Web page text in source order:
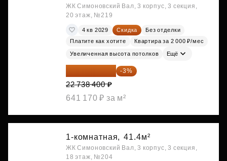
ЖК Симоновский Вал, 3 корпус, 3 секция,
20 этаж, №219
4 кв 2029 Скидка
Без отделки
Платите как хотите
Квартира за 2 000 ₽/мес
Увеличенная высота потолков Ещё
22 056 248 ₽ -3%
22 738 400 ₽
641 170 ₽ за м²
1-комнатная, 41.4м²
ЖК Симоновский Вал, 3 корпус, 3 секция,
18 этаж, №204